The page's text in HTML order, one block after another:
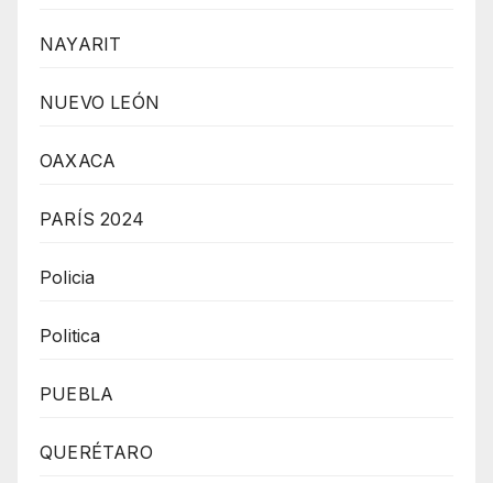
NAYARIT
NUEVO LEÓN
OAXACA
PARÍS 2024
Policia
Politica
PUEBLA
QUERÉTARO